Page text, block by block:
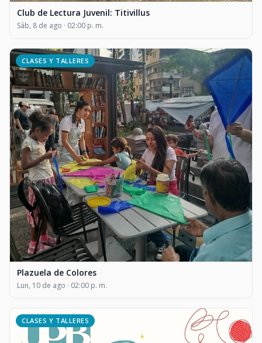
Club de Lectura Juvenil: Titivillus
Sáb, 8 de ago · 02:00 p. m.
CLASES Y TALLERES
Plazuela de Colores
Lun, 10 de ago · 02:00 p. m.
CLASES Y TALLERES